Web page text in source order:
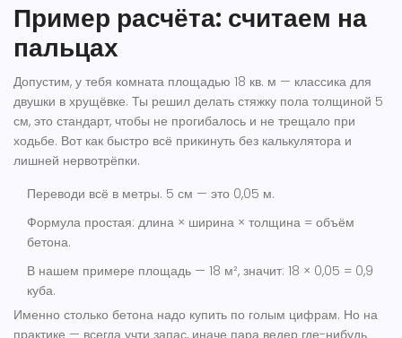
Пример расчёта: считаем на
пальцах
Допустим, у тебя комната площадью 18 кв. м — классика для
двушки в хрущёвке. Ты решил делать стяжку пола толщиной 5
см, это стандарт, чтобы не прогибалось и не трещало при
ходьбе. Вот как быстро всё прикинуть без калькулятора и
лишней нервотрёпки.
Переводи всё в метры. 5 см — это 0,05 м.
Формула простая: длина × ширина × толщина = объём
бетона.
В нашем примере площадь — 18 м², значит: 18 × 0,05 = 0,9
куба.
Именно столько бетона надо купить по голым цифрам. Но на